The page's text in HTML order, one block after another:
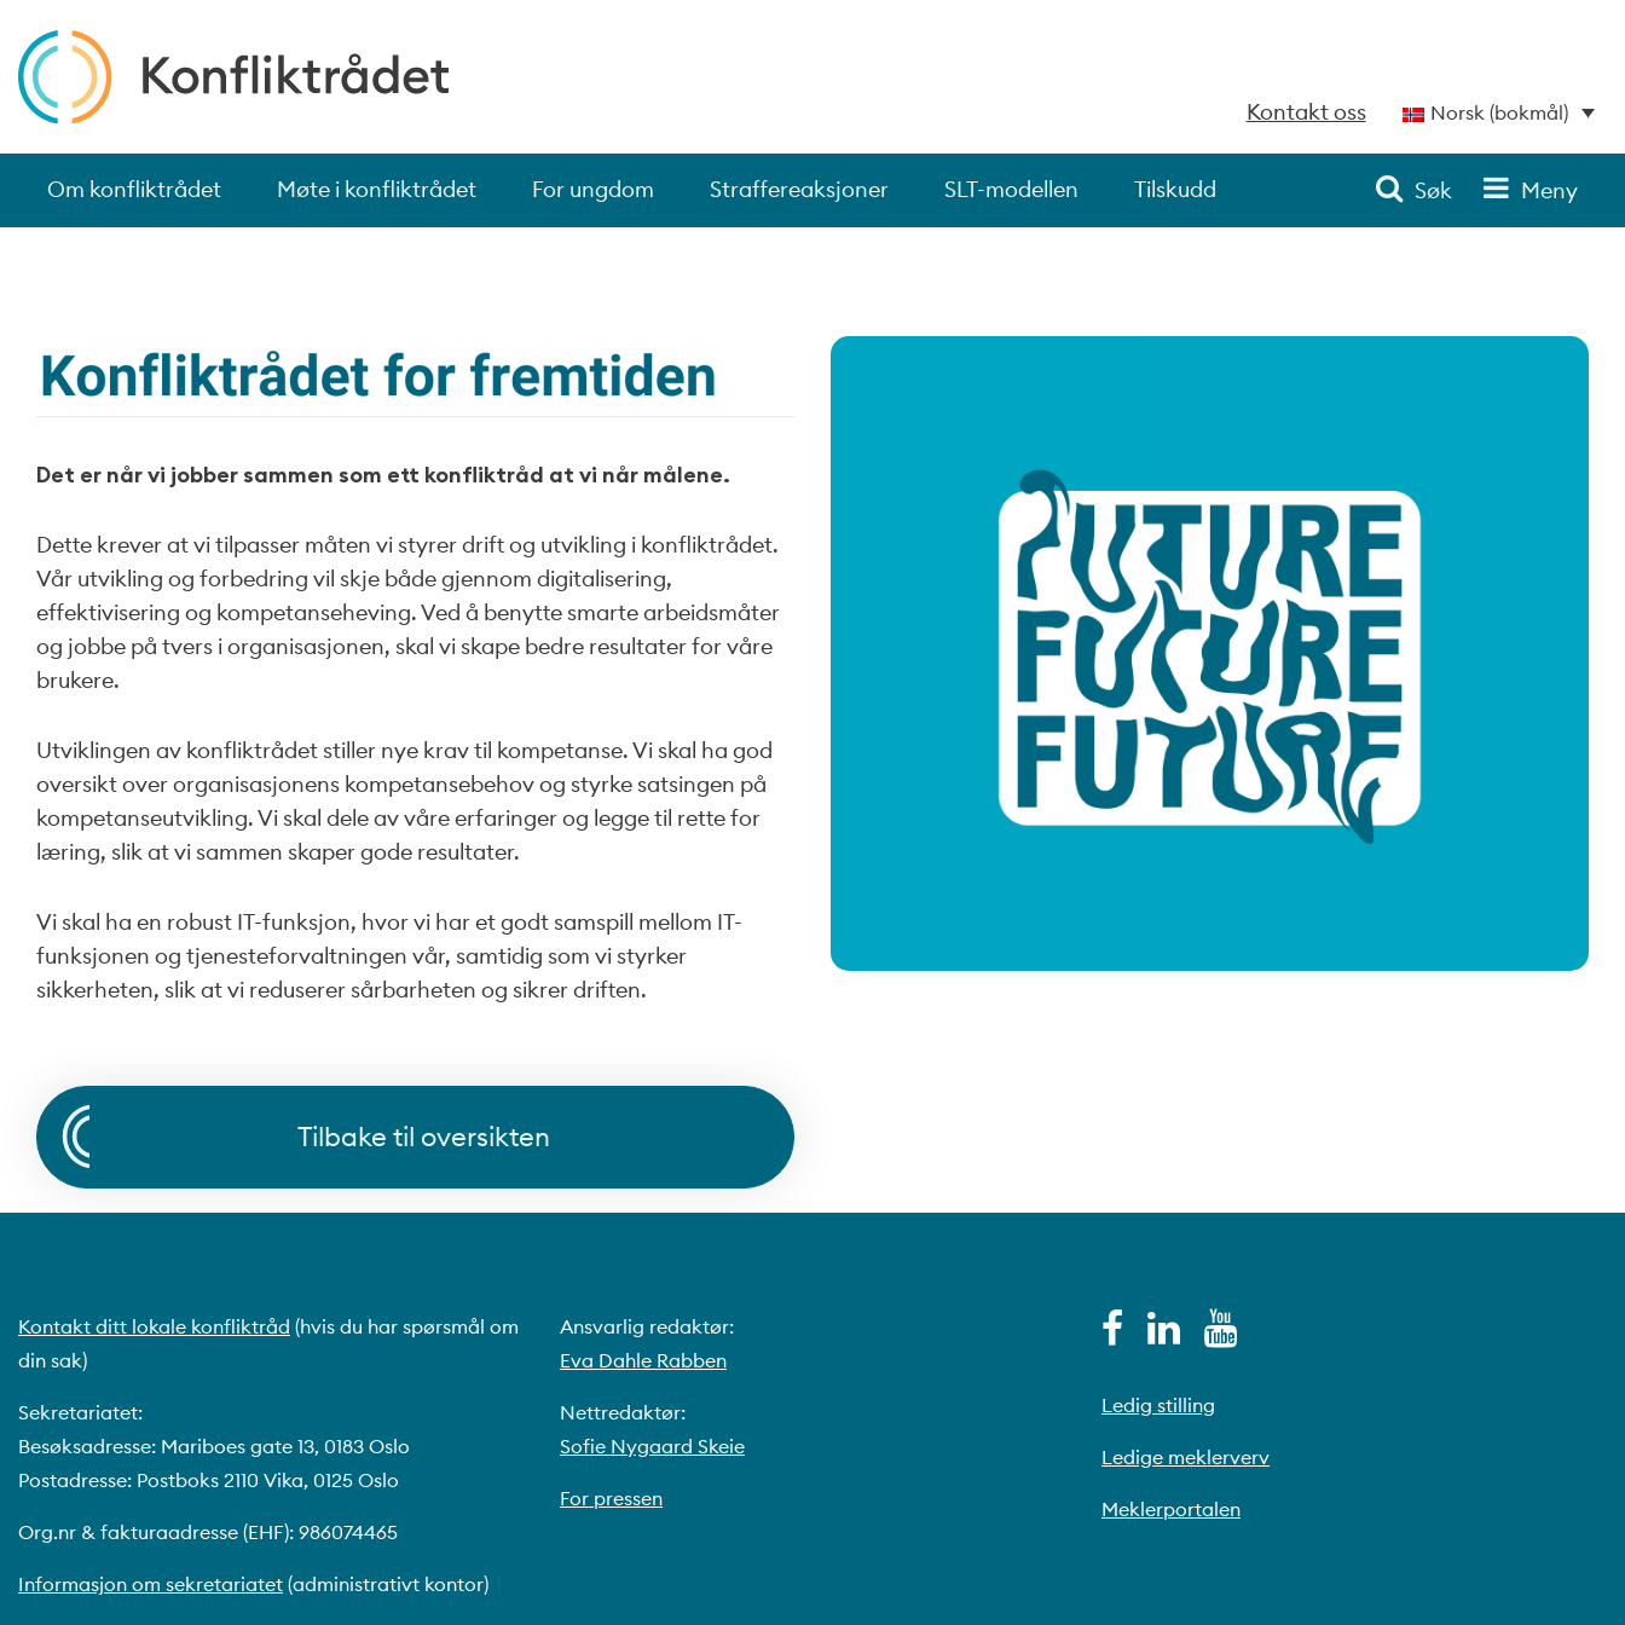
Kontakt oss Norsk (bokmål)
Om konfliktrådet Møte i konfliktrådet For ungdom Straffereaksjoner SLT-modellen Tilskudd Søk Meny
Det er når vi jobber sammen som ett konfliktråd at vi når målene.
Dette krever at vi tilpasser måten vi styrer drift og utvikling i konfliktrådet.
Vår utvikling og forbedring vil skje både gjennom digitalisering,
effektivisering og kompetanseheving.​ Ved å benytte smarte arbeidsmåter
og jobbe på tvers i organisasjonen, skal vi skape bedre resultater for våre
brukere.​
Utviklingen av konfliktrådet stiller nye krav til kompetanse. Vi skal ha god
oversikt over organisasjonens kompetansebehov og styrke satsingen på
kompetanseutvikling. Vi skal dele av våre erfaringer og legge til rette for
læring, slik at vi sammen skaper gode resultater.
Vi skal ha en robust IT-funksjon, hvor vi har et godt samspill mellom IT-
funksjonen og tjenesteforvaltningen vår, samtidig som vi styrker
sikkerheten, slik at vi reduserer sårbarheten og sikrer driften.
Tilbake til oversikten
Kontakt ditt lokale konfliktråd (hvis du har spørsmål om
din sak)
Sekretariatet:
Besøksadresse: Mariboes gate 13, 0183 Oslo
Postadresse: Postboks 2110 Vika, 0125 Oslo
Org.nr & fakturaadresse (EHF): 986074465
Informasjon om sekretariatet (administrativt kontor)
Ansvarlig redaktør:
Eva Dahle Rabben
Nettredaktør:
Sofie Nygaard Skeie
For pressen
Ledig stilling
Ledige meklerverv
Meklerportalen